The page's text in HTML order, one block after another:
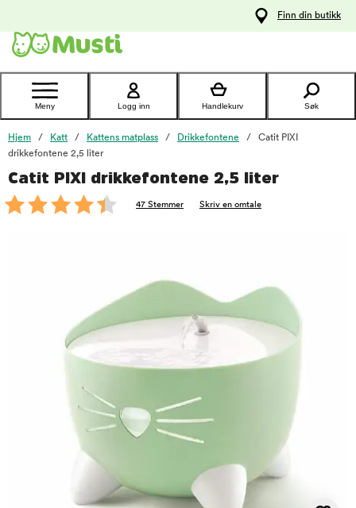
Kontakt
kundeservice
Finn din butikk
Meny Logg inn Handlekurv Søk
Hjem Katt Kattens matplass Drikkefontene
Catit PIXI
drikkefontene 2,5 liter
Catit PIXI drikkefontene 2,5 liter
47 Stemmer Skriv en omtale
foo